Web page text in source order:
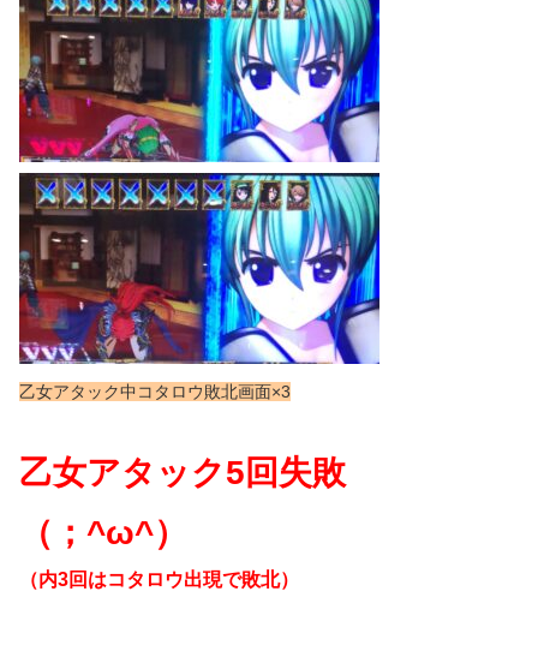
乙女アタック中コタロウ敗北画面×3
乙女アタック5回失敗
（；^ω^）
（内3回はコタロウ出現で敗北）